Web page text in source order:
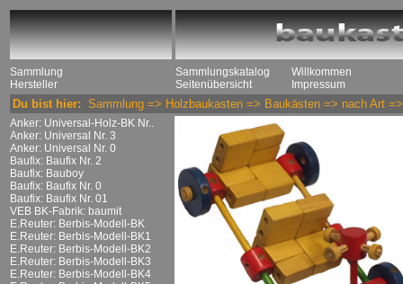
Sammlung
Hersteller
Sammlungskatalog
Seitenübersicht
Willkommen
Impressum
Du bist hier: Sammlung => Holzbaukasten => Baukästen => nach Art
Anker: Universal-Holz-BK Nr..
Anker: Universal Nr. 3
Anker: Universal Nr. 0
Baufix: Baufix Nr. 2
Baufix: Bauboy
Baufix: Baufix Nr. 0
Baufix: Baufix Nr. 01
VEB BK-Fabrik: baumit
E.Reuter: Berbis-Modell-BK
E.Reuter: Berbis-Modell-BK1
E.Reuter: Berbis-Modell-BK2
E.Reuter: Berbis-Modell-BK3
E.Reuter: Berbis-Modell-BK4